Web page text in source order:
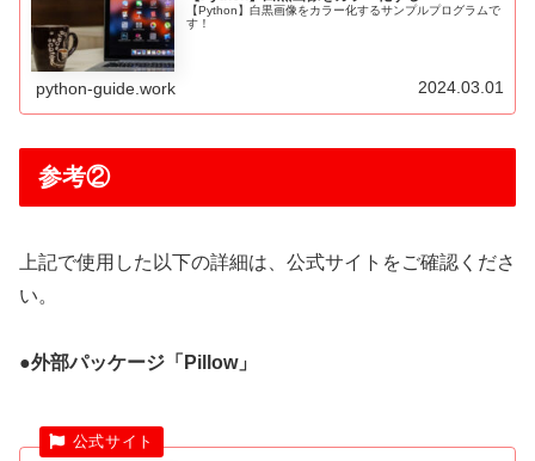
【Python】白黒画像をカラー化するサンプルプログラムで
す！
python-guide.work 2024.03.01
参考②
上記で使用した以下の詳細は、公式サイトをご確認くださ
い。
●外部パッケージ「Pillow」